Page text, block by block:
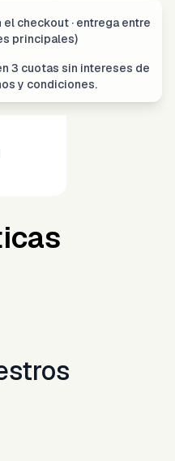
checkout · entrega entre
principales)
3 cuotas sin intereses de
y condiciones.